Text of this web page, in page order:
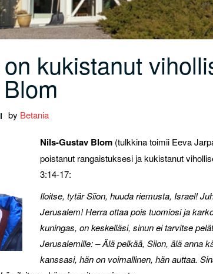
kukistanut
by Betania
Nils-Gustav Blom (tulkkina toimii Eeva
poistanut rangaistuksesi ja kukistanut
3:14-17:
Iloitse, tytär Siion, huuda riemusta, Israel!
Jerusalem! Herra ottaa pois tuomiosi ja
kuningas, on keskelläsi, sinun ei tarvitse
Jerusalemille: – Älä pelkää, Siion, älä anna
kanssasi, hän on voimallinen, hän auttaa.